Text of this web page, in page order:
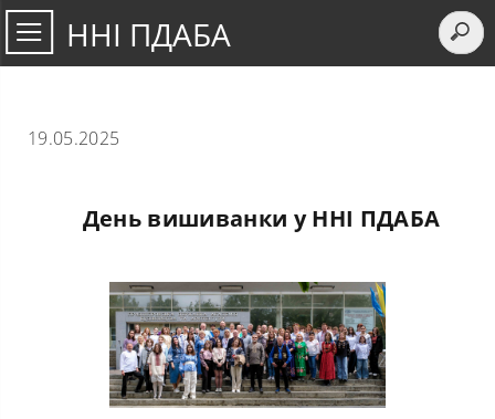
ННІ ПДАБА
19.05.2025
День вишиванки у ННІ ПДАБА